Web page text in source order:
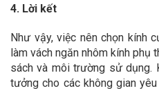
4. Lời kết
Như vậy, việc nên chọn kính
làm vách ngăn nhôm kính phụ
sách và môi trường sử dụng.
tưởng cho các không gian